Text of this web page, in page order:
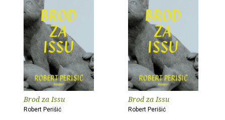
Brod za Issu
Robert Perišić
Brod za Issu
Robert Perišić